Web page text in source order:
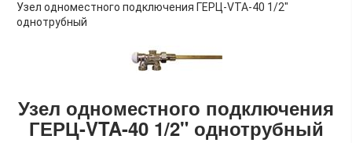
Узел одноместного подключения ГЕРЦ-VTA-40 1/2"
однотрубный
Узел одноместного подключения
ГЕРЦ-VTA-40 1/2" однотрубный